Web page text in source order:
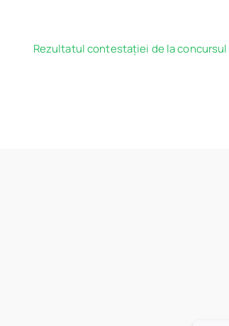
Rezultatul contestației de la